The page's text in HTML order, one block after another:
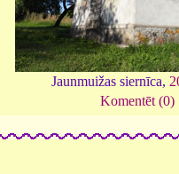
Jaunmuižas siernīca,
Komentēt (0)